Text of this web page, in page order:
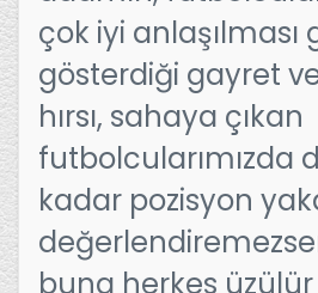
çok iyi anlaşılması
gösterdiği gayret
hırsı, sahaya çıkan
futbolcularımızda
kadar pozisyon
buna herkes